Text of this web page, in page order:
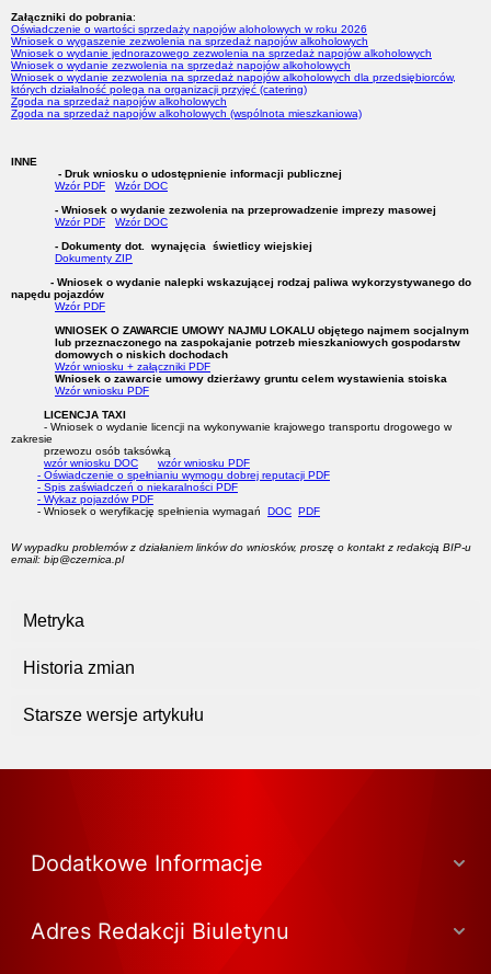
Załączniki do pobrania:
Oświadczenie o wartości sprzedaży napojów aloholowych w roku 2026
Wniosek o wygaszenie zezwolenia na sprzedaż napojów alkoholowych
Wniosek o wydanie jednorazowego zezwolenia na sprzedaż napojów alkoholowych
Wniosek o wydanie zezwolenia na sprzedaż napojów alkoholowych
Wniosek o wydanie zezwolenia na sprzedaż napojów alkoholowych dla przedsiębiorców,
których działalność polega na organizacji przyjęć (catering)
Zgoda na sprzedaż napojów alkoholowych
Zgoda na sprzedaż napojów alkoholowych (wspólnota mieszkaniowa)
INNE
- Druk wniosku o udostępnienie informacji publicznej
Wzór PDF
Wzór DOC
- Wniosek o wydanie zezwolenia na przeprowadzenie imprezy masowej
Wzór PDF
Wzór DOC
- Dokumenty dot. wynajęcia świetlicy wiejskiej
Dokumenty ZIP
- Wniosek o wydanie nalepki wskazującej rodzaj paliwa wykorzystywanego do
napędu pojazdów
Wzór PDF
WNIOSEK O ZAWARCIE UMOWY NAJMU LOKALU objętego najmem socjalnym
lub przeznaczonego na zaspokajanie potrzeb mieszkaniowych gospodarstw
domowych o niskich dochodach
Wzór wniosku + załączniki PDF
Wniosek o zawarcie umowy dzierżawy gruntu celem wystawienia stoiska
Wzór wniosku PDF
LICENCJA TAXI
- Wniosek o wydanie licencji na wykonywanie krajowego transportu drogowego w
zakresie
przewozu osób taksówką
wzór wniosku DOC
wzór wniosku PDF
- Oświadczenie o spełnianiu wymogu dobrej reputacji PDF
- Spis zaświadczeń o niekaralności PDF
- Wykaz pojazdów PDF
- Wniosek o weryfikację spełnienia wymagań DOC PDF
W wypadku problemów z działaniem linków do wniosków, proszę o kontakt z redakcją BIP-u
email: bip@czernica.pl
Metryka
Historia zmian
Starsze wersje artykułu
Dodatkowe Informacje
Adres Redakcji Biuletynu